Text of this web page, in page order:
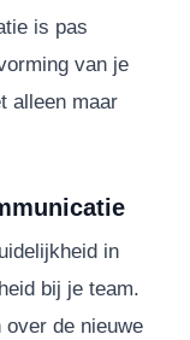
is pas
van je
alleen maar
in
bij je team.
de nieuwe